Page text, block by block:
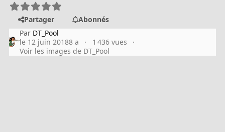
Partager
Abonnés
Par DT_Pool
le 12 juin 20188 a
1 436 vues
Voir les images de DT_Pool